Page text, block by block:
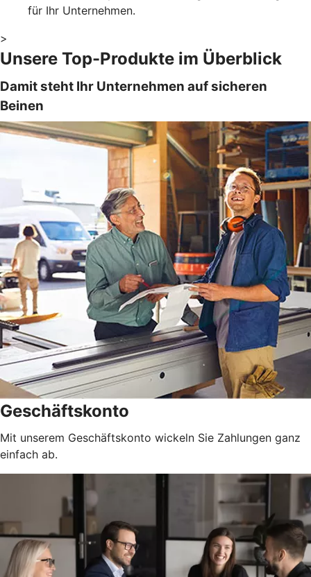
für Ihr Unternehmen.
>
Unsere Top-Produkte im Überblick
Damit steht Ihr Unternehmen auf sicheren
Beinen
Geschäftskonto
Mit unserem Geschäftskonto wickeln Sie Zahlungen ganz
einfach ab.